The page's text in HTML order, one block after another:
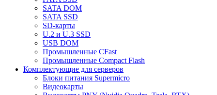
SATA DOM
SATA SSD
SD-карты
U.2 и U.3 SSD
USB DOM
Промышленные CFast
Промышленные Compact Flash
Комплектующие для серверов
Блоки питания Supermicro
Видеокарты